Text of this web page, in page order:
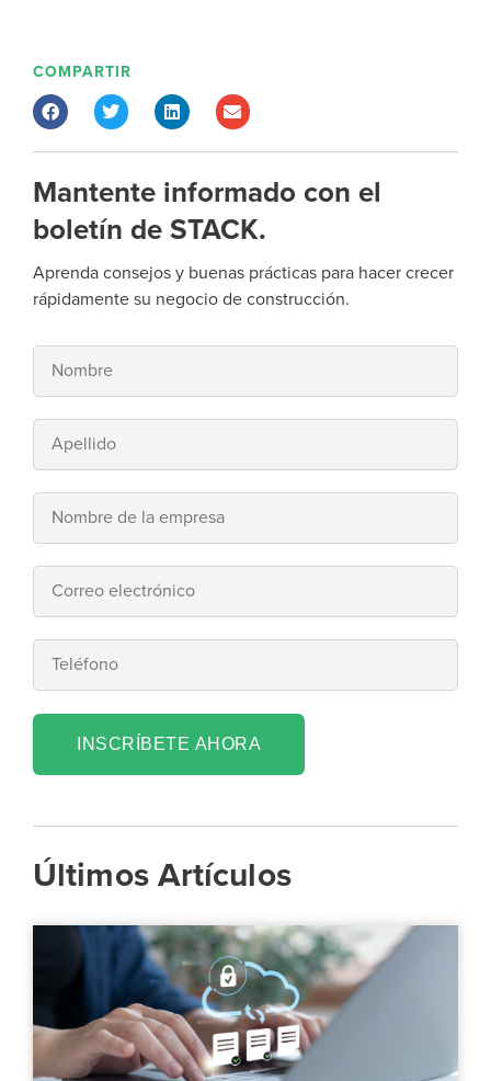
COMPARTIR
Mantente informado con el
boletín de STACK.
Aprenda consejos y buenas prácticas para hacer crecer
rápidamente su negocio de construcción.
INSCRÍBETE AHORA
Últimos Artículos